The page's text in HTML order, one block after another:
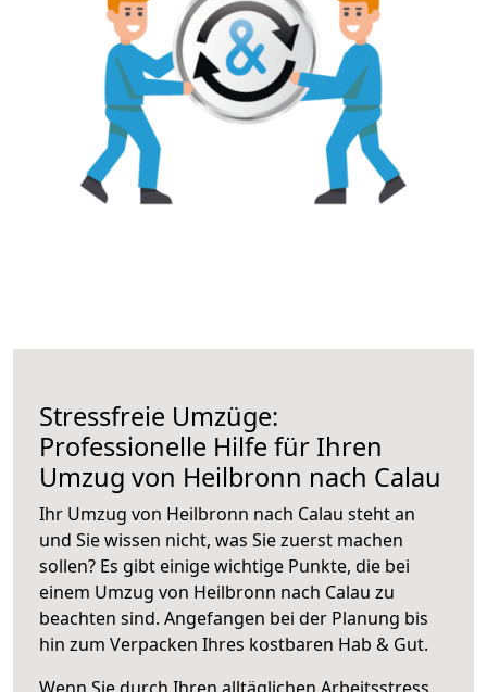
Stressfreie Umzüge:
Professionelle Hilfe für Ihren
Umzug von Heilbronn nach Calau
Ihr Umzug von Heilbronn nach Calau steht an
und Sie wissen nicht, was Sie zuerst machen
sollen? Es gibt einige wichtige Punkte, die bei
einem Umzug von Heilbronn nach Calau zu
beachten sind. Angefangen bei der Planung bis
hin zum Verpacken Ihres kostbaren Hab & Gut.